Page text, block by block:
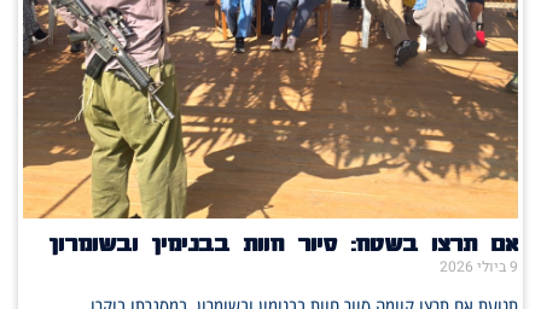
אם תרצו בשטח: סיור חוות בבנימין ובשומרון
9 ביולי 2026